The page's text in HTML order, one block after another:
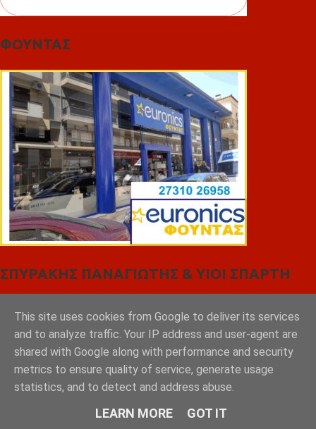
ΦΟΥΝΤΑΣ
ΣΠΥΡΑΚΗΣ ΠΑΝΑΓΙΩΤΗΣ & YIOI ΣΠΑΡΤΗ
This site uses cookies from Google to deliver its services
and to analyze traffic. Your IP address and user-agent are
shared with Google along with performance and security
metrics to ensure quality of service, generate usage
statistics, and to detect and address abuse.
LEARN MORE GOT IT